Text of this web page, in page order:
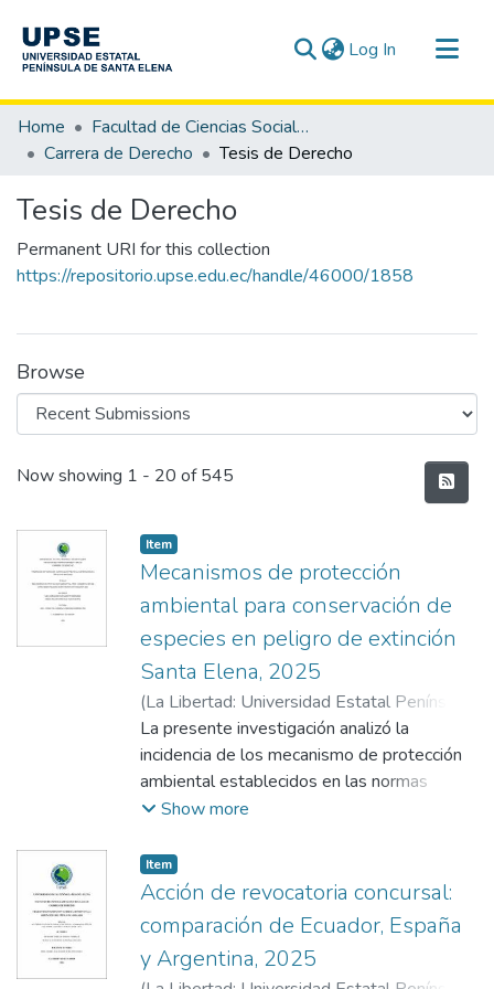
Log In (current)
Communities & Collections
All of DSpace
Home
Facultad de Ciencias Sociales y de la Salud
Carrera de Derecho
Tesis de Derecho
Tesis de Derecho
Permanent URI for this collection
https://repositorio.upse.edu.ec/handle/46000/1858
Browse
Recent Submissions
Now showing 1 - 20 of 545
Item
Mecanismos de protección
ambiental para conservación de
especies en peligro de extinción
Santa Elena, 2025
(La Libertad: Universidad Estatal Península
de Santa Elena, 2026,2026-03-30
Barreto Bernabe, Melissa Madeline;
Sánchez Villafuerte, Diego Julián;Conopoima
Moreno, Yeriny Del Carmen
La presente investigación analizó la
incidencia de los mecanismo de protección
ambiental establecidos en las normas
nacionales en la conservación de especies
Santa Elena el año 2025, centrados en la
conservación de especies en peligro de
extinción y en la preservación del equilibrio
ecológico, cuya problemática se originó por
la pérdida acelerada de biodiversidad
Show more
Item
Acción de revocatoria concursal:
comparación de Ecuador, España
y Argentina, 2025